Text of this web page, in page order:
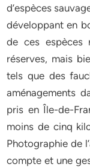
d’espèces
développant en
de ces
réserves, mais
tels que des
aménagements
pris en Île-de-
moins de cinq
Photographie de
compte et une